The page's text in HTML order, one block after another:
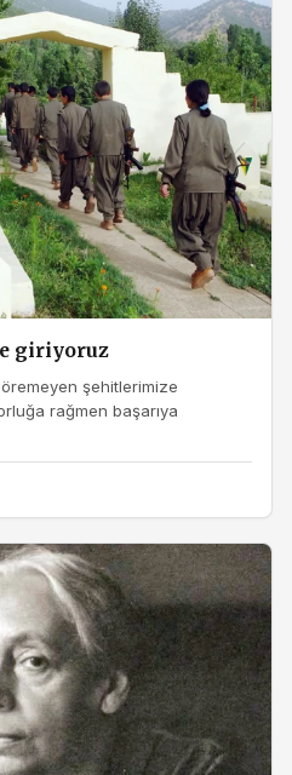
giriyoruz
şehitlerimize
rağmen başarıya